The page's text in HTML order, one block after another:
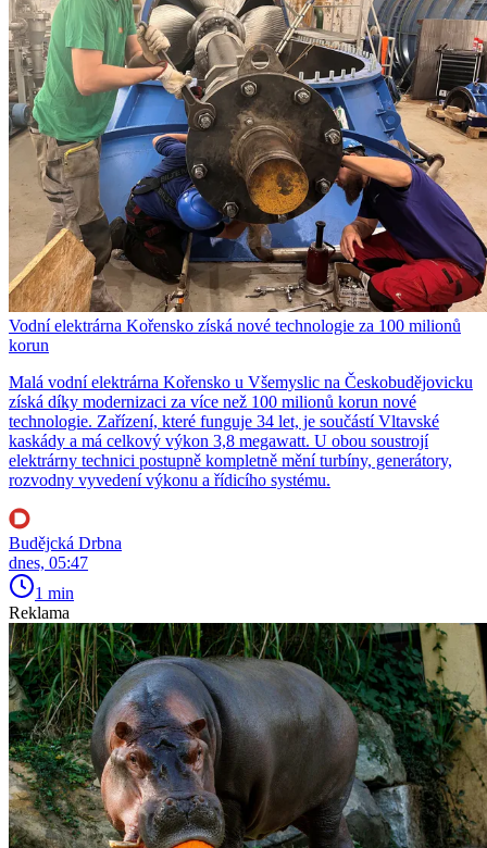
Vodní elektrárna Kořensko získá nové technologie za 100 milionů
korun
Malá vodní elektrárna Kořensko u Všemyslic na Českobudějovicku
získá díky modernizaci za více než 100 milionů korun nové
technologie. Zařízení, které funguje 34 let, je součástí Vltavské
kaskády a má celkový výkon 3,8 megawatt. U obou soustrojí
elektrárny technici postupně kompletně mění turbíny, generátory,
rozvodny vyvedení výkonu a řídicího systému.
Budějcká Drbna
dnes, 05:47
1 min
Reklama